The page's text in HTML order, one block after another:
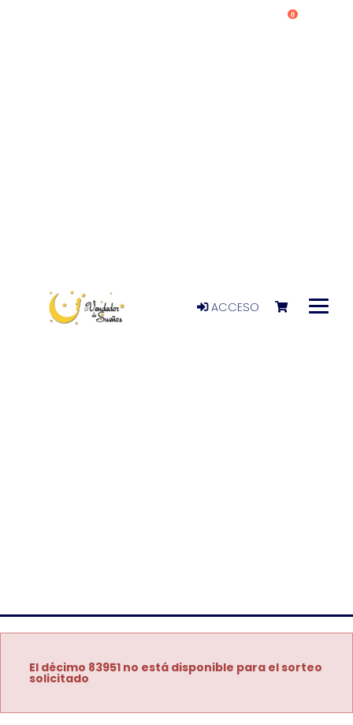
ACCESO
0
El décimo 83951 no está disponible para el sorteo
solicitado